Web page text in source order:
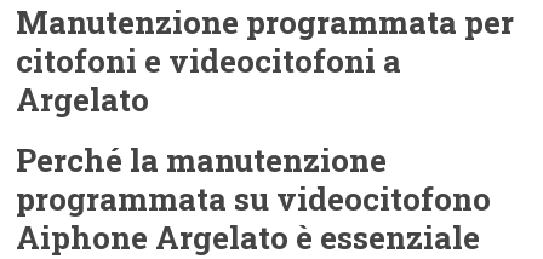
Manutenzione programmata per
citofoni e videocitofoni a
Argelato
Perché la manutenzione
programmata su videocitofono
Aiphone Argelato è essenziale